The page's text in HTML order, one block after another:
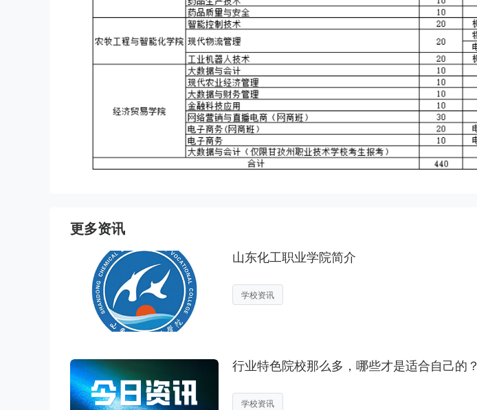
更多资讯
山东化工职业学院简介
学校资讯
行业特色院校那么多，哪些才是适合自己的？
学校资讯